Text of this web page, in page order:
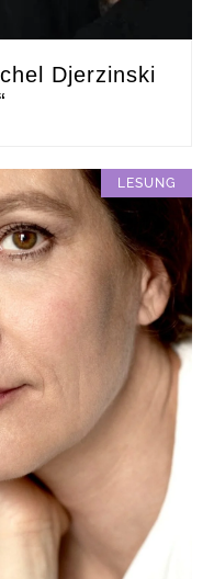
Djerzinski
LESUNG